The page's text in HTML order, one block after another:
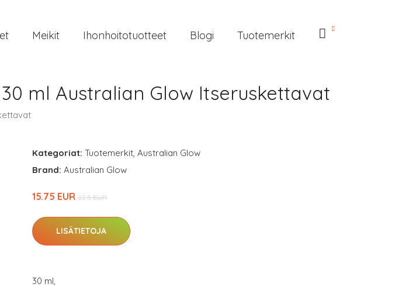
Meikit Ihonhoitotuotteet Blogi Tuotemerkit
ml Australian Glow Itseruskettavat
Kategoriat: Tuotemerkit, Australian Glow
Brand: Australian Glow
15.75 EUR 22.5 EUR
LISÄTIETOJA
30 ml,